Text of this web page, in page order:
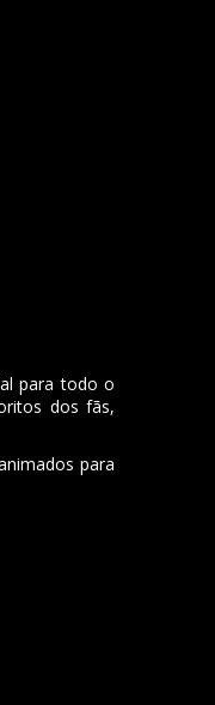
para todo o
dos fãs,
para